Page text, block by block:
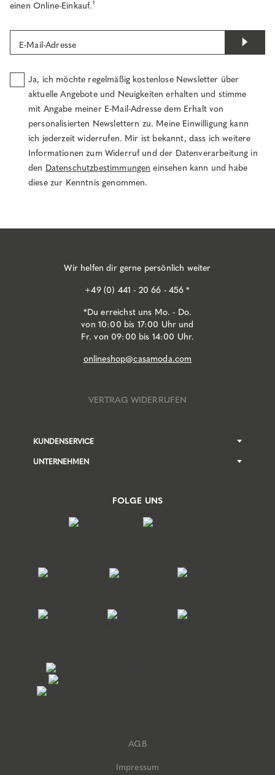
einen Online-Einkauf.¹
E-Mail-Adresse
Ja, ich möchte regelmäßig kostenlose Newsletter über
aktuelle Angebote und Neuigkeiten erhalten und stimme
mit Angabe meiner E-Mail-Adresse dem Erhalt von
personalisierten Newslettern zu. Meine Einwilligung kann
ich jederzeit widerrufen. Mir ist bekannt, dass ich weitere
Informationen zum Widerruf und der Datenverarbeitung in
den Datenschutzbestimmungen einsehen kann und habe
diese zur Kenntnis genommen.
Wir helfen dir gerne persönlich weiter
+49 (0) 441 - 20 66 - 456 *
*Du erreichst uns Mo. - Do.
von 10:00 bis 17:00 Uhr und
Fr. von 09:00 bis 14:00 Uhr.
onlineshop@casamoda.com
VERTRAG WIDERRUFEN
KUNDENSERVICE
UNTERNEHMEN
FOLGE UNS
AGB
Impressum